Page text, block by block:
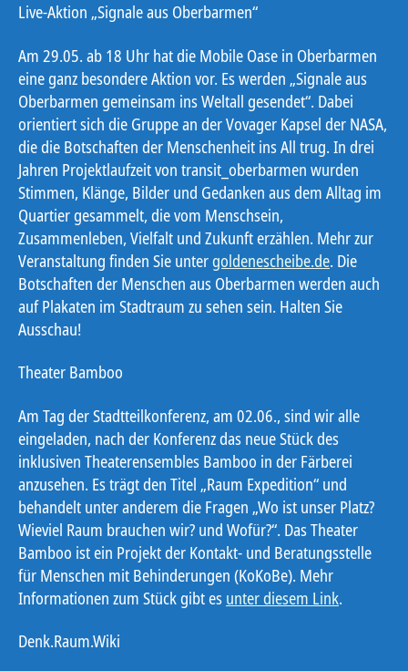
Live-Aktion „Signale aus Oberbarmen“
Am 29.05. ab 18 Uhr hat die Mobile Oase in Oberbarmen
eine ganz besondere Aktion vor. Es werden „Signale aus
Oberbarmen gemeinsam ins Weltall gesendet“. Dabei
orientiert sich die Gruppe an der Vovager Kapsel der NASA,
die die Botschaften der Menschenheit ins All trug. In drei
Jahren Projektlaufzeit von transit_oberbarmen wurden
Stimmen, Klänge, Bilder und Gedanken aus dem Alltag im
Quartier gesammelt, die vom Menschsein,
Zusammenleben, Vielfalt und Zukunft erzählen. Mehr zur
Veranstaltung finden Sie untergoldenescheibe.de. Die
Botschaften der Menschen aus Oberbarmen werden auch
auf Plakaten im Stadtraum zu sehen sein. Halten Sie
Ausschau!
Theater Bamboo
Am Tag der Stadtteilkonferenz, am 02.06., sind wir alle
eingeladen, nach der Konferenz das neue Stück des
inklusiven Theaterensembles Bamboo in der Färberei
anzusehen. Es trägt den Titel „Raum Expedition“ und
behandelt unter anderem die Fragen „Wo ist unser Platz?
Wieviel Raum brauchen wir? und Wofür?“. Das Theater
Bamboo ist ein Projekt der Kontakt- und Beratungsstelle
für Menschen mit Behinderungen (KoKoBe). Mehr
Informationen zum Stück gibt es unter diesem Link.
Denk.Raum.Wiki